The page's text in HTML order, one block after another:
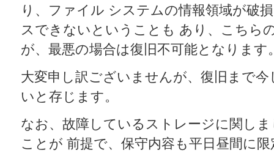
り、ファイル システムの情報領域が破
スできないということも あり、こちら
が、最悪の場合は復旧不可能となります
大変申し訳ございませんが、復旧まで
いと存じます。
なお、故障しているストレージに関し
ことが 前提で、保守内容も平日昼間に